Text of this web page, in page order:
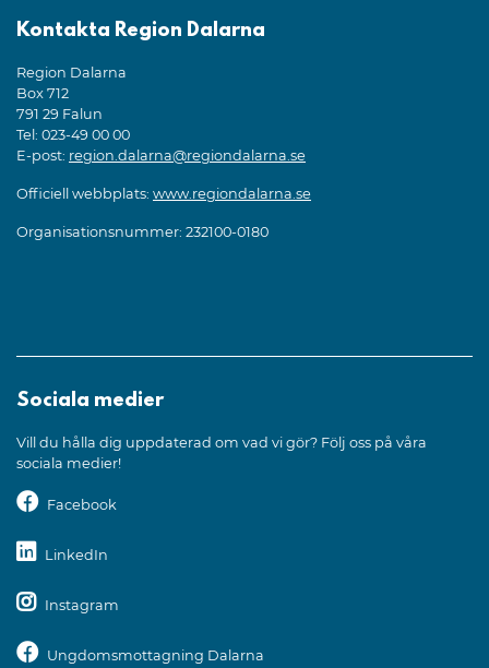
Kontakta Region Dalarna
Region Dalarna
Box 712
791 29 Falun
Tel: 023-49 00 00
E-post: region.dalarna@regiondalarna.se
Officiell webbplats: www.regiondalarna.se
Organisationsnummer: 232100-0180
Sociala medier
Vill du hålla dig uppdaterad om vad vi gör? Följ oss på våra
sociala medier!
Facebook
LinkedIn
Instagram
Ungdomsmottagning Dalarna